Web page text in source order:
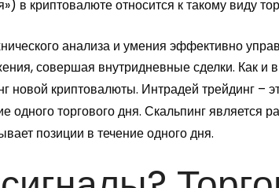
в криптовалюте относится к такому виду
анализа и умения эффективно
совершая внутридневные сделки. Как и
новой криптовалюты. Интрадей трейдинг –
торгового дня. Скальпинг является
позиции в течение одного дня.